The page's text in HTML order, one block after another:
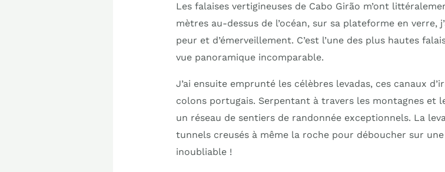
Les falaises vertigineuses de Cabo Girão m’ont
mètres au-dessus de l’océan, sur sa plateforme en verre,
peur et d’émerveillement. C’est l’une des plus hautes
vue panoramique incomparable.
J’ai ensuite emprunté les célèbres levadas, ces canaux
colons portugais. Serpentant à travers les montagnes et
un réseau de sentiers de randonnée exceptionnels. La
tunnels creusés à même la roche pour déboucher sur
inoubliable !